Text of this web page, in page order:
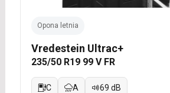
Opona letnia
Vredestein Ultrac+
235/50 R19 99 V FR
C A 69 dB